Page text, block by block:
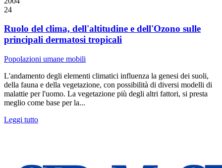
24
Ruolo del clima, dell'altitudine e dell'Ozono sulle
principali dermatosi tropicali
Popolazioni umane mobili
L'andamento degli elementi climatici influenza la genesi dei suoli,
della fauna e della vegetazione, con possibilità di diversi modelli di
malattie per l'uomo. La vegetazione più degli altri fattori, si presta
meglio come base per la...
Leggi tutto